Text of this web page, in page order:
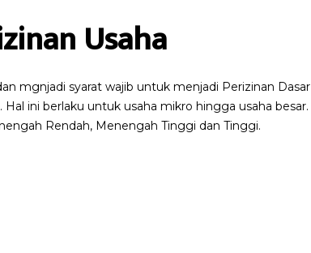
Usaha
mgnjadi syarat wajib untuk menjadi Perizinan Dasar
ini berlaku untuk usaha mikro hingga usaha besar.
Rendah, Menengah Tinggi dan Tinggi.